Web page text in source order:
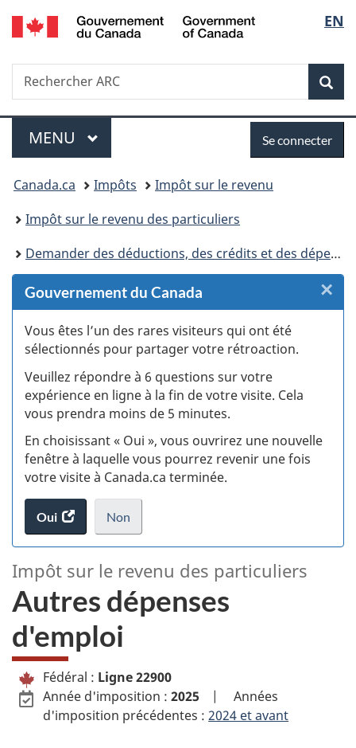
Passer
au
Passer
au
Passer
à
du
Passer
à
simplifiée
de
la
EN
Recherche
Rechercher
ARC
Menu
MENU PRINCIPAL
connecter
Se connecter
Vous
êtes
ici :
Canada.ca Impôts
Impôt sur le revenu
Impôt sur le revenu des particuliers
Demander des déductions, des crédits et des dépenses
Gouvernement du Canada
Vous êtes l’un des rares visiteurs qui ont été
sélectionnés pour partager votre rétroaction.
Veuillez répondre à 6 questions sur votre
expérience en ligne à la fin de votre visite. Cela
vous prendra moins de 5 minutes.
En choisissant « Oui », vous ouvrirez une nouvelle
fenêtre à laquelle vous pourrez revenir une fois
votre visite à Canada.ca terminée.
Oui
accéder
au
Non
je
veux
pas
participer
au
sondage
site
web,
.
×
L
i
g
n
e
Impôt sur le revenu des particuliers
Autres dépenses
d'emploi
I
m
Fédéral : Ligne 22900
Année d'imposition :2025 |
Années
d'imposition précédentes :2024 et avant